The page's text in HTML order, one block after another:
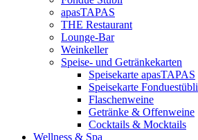
apasTAPAS
THE Restaurant
Lounge-Bar
Weinkeller
Speise- und Getränkekarten
Speisekarte apasTAPAS
Speisekarte Fonduestübli
Flaschenweine
Getränke & Offenweine
Cocktails & Mocktails
Wellness & Spa